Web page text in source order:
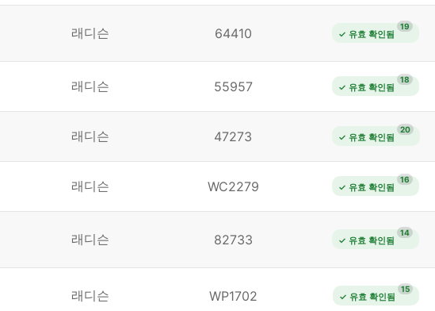
래디슨 64410 ✓ 유효 확인됨
19
래디슨 55957 ✓ 유효 확인됨
18
래디슨 47273 ✓ 유효 확인됨
20
래디슨 WC2279 ✓ 유효 확인됨
16
래디슨 82733 ✓ 유효 확인됨
14
래디슨 WP1702 ✓ 유효 확인됨
15